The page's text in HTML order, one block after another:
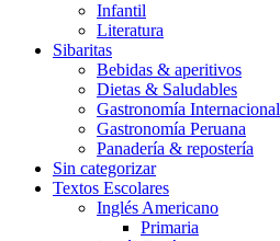
Infantil
Literatura
Sibaritas
Bebidas & aperitivos
Dietas & Saludables
Gastronomía Internacional
Gastronomía Peruana
Panadería & repostería
Sin categorizar
Textos Escolares
Inglés Americano
Primaria